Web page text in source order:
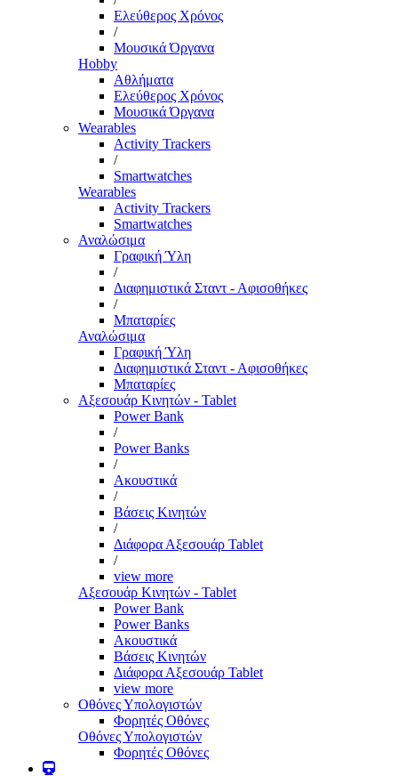
Ελεύθερος Χρόνος
/
Μουσικά Όργανα
Hobby
Αθλήματα
Ελεύθερος Χρόνος
Μουσικά Όργανα
Wearables
Activity Trackers
/
Smartwatches
Wearables
Activity Trackers
Smartwatches
Αναλώσιμα
Γραφική Ύλη
/
Διαφημιστικά Σταντ - Αφισοθήκες
/
Μπαταρίες
Αναλώσιμα
Γραφική Ύλη
Διαφημιστικά Σταντ - Αφισοθήκες
Μπαταρίες
Αξεσουάρ Κινητών - Tablet
Power Bank
/
Power Banks
/
Ακουστικά
/
Βάσεις Κινητών
/
Διάφορα Αξεσουάρ Tablet
/
view more
Αξεσουάρ Κινητών - Tablet
Power Bank
Power Banks
Ακουστικά
Βάσεις Κινητών
Διάφορα Αξεσουάρ Tablet
view more
Οθόνες Υπολογιστών
Φορητές Οθόνες
Οθόνες Υπολογιστών
Φορητές Οθόνες